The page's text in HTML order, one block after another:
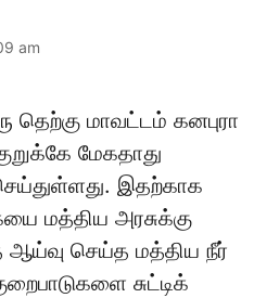
am
தெற்கு மாவட்டம் கனபுரா
மேகதாது
இதற்காக
மத்திய அரசுக்கு
செய்த மத்திய நீர்
சுட்டிக்